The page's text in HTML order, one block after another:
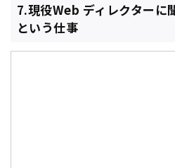
7.現役Web ディレクターに
という仕事